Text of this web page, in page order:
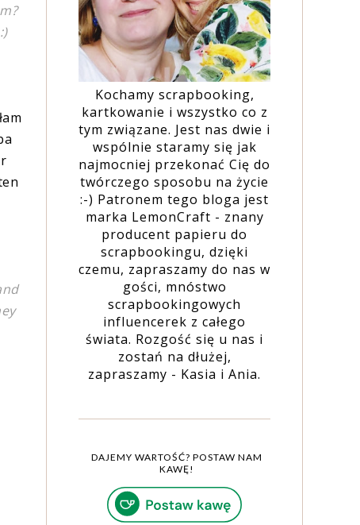
Kochamy scrapbooking,
kartkowanie i wszystko co z
tym związane. Jest nas dwie i
wspólnie staramy się jak
najmocniej przekonać Cię do
twórczego sposobu na życie
:-) Patronem tego bloga jest
marka LemonCraft - znany
producent papieru do
scrapbookingu, dzięki
czemu, zapraszamy do nas w
gości, mnóstwo
scrapbookingowych
influencerek z całego
świata. Rozgość się u nas i
zostań na dłużej,
zapraszamy - Kasia i Ania.
DAJEMY WARTOŚĆ? POSTAW NAM
KAWĘ!